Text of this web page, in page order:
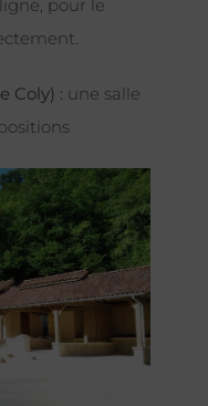
pour le
Coly) : une salle